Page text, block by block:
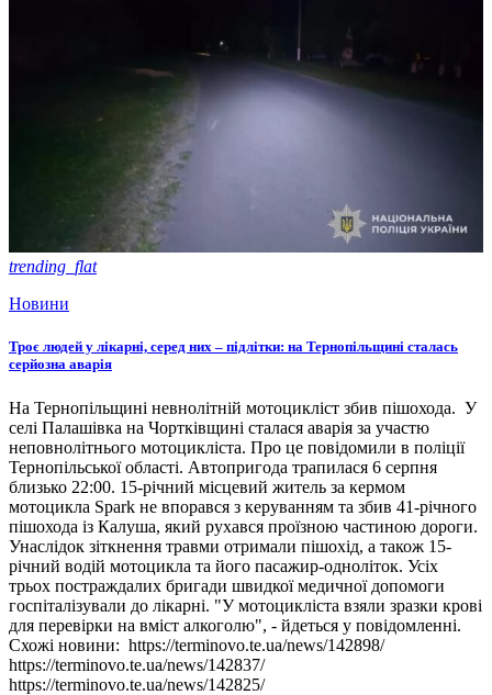
trending_flat
Новини
Троє людей у лікарні, серед них – підлітки: на Тернопільщині сталась
серйозна аварія
На Тернопільщині невнолітній мотоцикліст збив пішохода. У
селі Палашівка на Чортківщині сталася аварія за участю
неповнолітнього мотоцикліста. Про це повідомили в поліції
Тернопільської області. Автопригода трапилася 6 серпня
близько 22:00. 15-річний місцевий житель за кермом
мотоцикла Spark не впорався з керуванням та збив 41-річного
пішохода із Калуша, який рухався проїзною частиною дороги.
Унаслідок зіткнення травми отримали пішохід, а також 15-
річний водій мотоцикла та його пасажир-одноліток. Усіх
трьох постраждалих бригади швидкої медичної допомоги
госпіталізували до лікарні. "У мотоцикліста взяли зразки крові
для перевірки на вміст алкоголю", - йдеться у повідомленні.
Схожі новини: https://terminovo.te.ua/news/142898/
https://terminovo.te.ua/news/142837/
https://terminovo.te.ua/news/142825/